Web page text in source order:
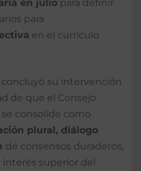
en julio para definir
para
en el currículo
concluyó su intervención
de que el Consejo
consolide como
plural, diálogo
de consensos duraderos,
superior del